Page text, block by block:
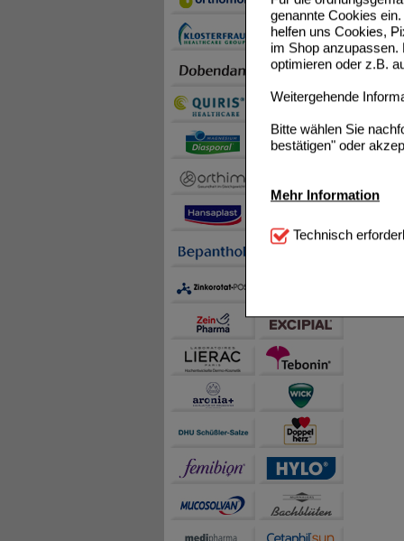
genannte Cookies
helfen uns Cookies,
im Shop anzupassen.
optimieren oder z.B.
Weitergehende
Bitte wählen Sie
bestätigen" oder
Mehr Information
Technisch
notwendig sind (z.B.
Diese
beispielsweise für
Inhalte anzuzeigen
Statistik & Tracking:
sammeln, mit deren
auch die Werbung
teilweise an Dritte
Technisch